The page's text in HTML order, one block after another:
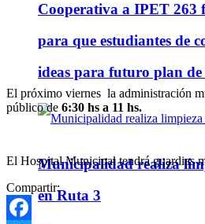
Cooperativa a IPET 263
para que estudiantes de
ideas para futuro plan
Municipalidad realiza
en Ruta 3
El próximo viernes la administración
público de 6:30 hs a 11 hs.
El Hospital Municipal tendrá guardias
Compartir: